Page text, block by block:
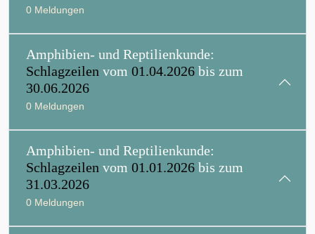
0 Meldungen
Amphibien- und Reptilienkunde:
Schlagzeilen vom 01.04.2026 bis zum
30.06.2026
0 Meldungen
Amphibien- und Reptilienkunde:
Schlagzeilen vom 01.01.2026 bis zum
31.03.2026
0 Meldungen